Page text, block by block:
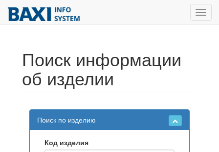
Поиск информации
об изделии
Поиск по изделию
Код изделия